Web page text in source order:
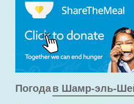
Погода